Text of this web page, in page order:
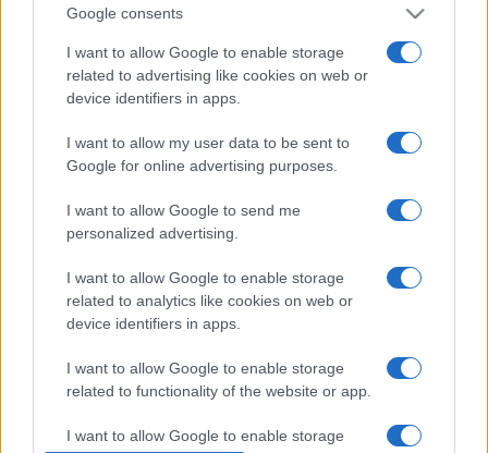
Google consents
I want to allow Google to enable storage
related to advertising like cookies on web or
device identifiers in apps.
I want to allow my user data to be sent to
Google for online advertising purposes.
I want to allow Google to send me
personalized advertising.
I want to allow Google to enable storage
related to analytics like cookies on web or
device identifiers in apps.
I want to allow Google to enable storage
related to functionality of the website or app.
I want to allow Google to enable storage
Zenekara ad hangversenyt.
A koncertek egyik helyszíne hagyományosan a nyírbátori
református templom, amely Magyarország egyik legszebb
gótikus temploma. Az 1488 és 1511 között épült egyhajós,
monumentális épületet Báthory István erdélyi vajda a
hálóboltozat, a reneszánsz faragványok, a fejedelmi sírok, a
atmoszférát teremt. A kurzusokon résztvevő hallgatók
hangversenyeit a Római katolikus templomban, valamint a
érdeklődők.
Mint minden évben, idén is kapcsolódik kiállítás a zenei